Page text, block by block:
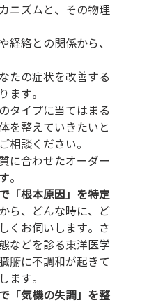
ニズムと、その物理
経絡との関係から、
たの症状を改善する
ます。
タイプに当てはまる
を整えていきたいと
相談ください。
に合わせたオーダー
。
「根本原因」を特定
ら、どんな時に、ど
くお伺いします。さ
などを診る東洋医学
腑に不調和が起きて
ます。
「気機の失調」を整